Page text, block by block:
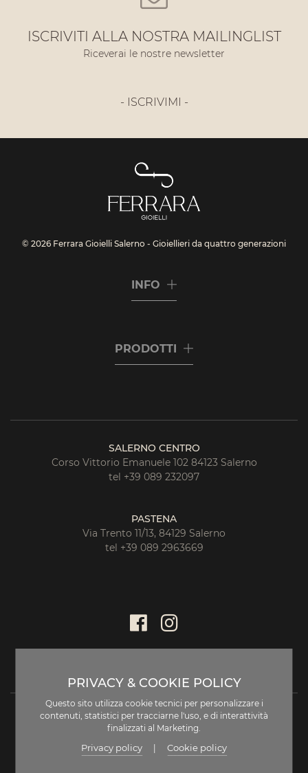
ISCRIVITI ALLA NOSTRA MAILINGLIST
Riceverai le nostre newsletter
- ISCRIVIMI -
© 2026 Ferrara Gioielli Salerno - Gioiellieri da quattro generazioni
INFO
PRODOTTI
SALERNO CENTRO
Corso Vittorio Emanuele 102 84123 Salerno
tel +39 089 232097
PASTENA
Via Trento 11/13, 84129 Salerno
tel +39 089 2963669
PRIVACY & COOKIE POLICY
Questo sito utilizza cookie tecnici per personalizzare i
contenuti, statistici per tracciarne l'uso, e di interattività
finalizzati al Marketing.
Privacy policy Cookie policy